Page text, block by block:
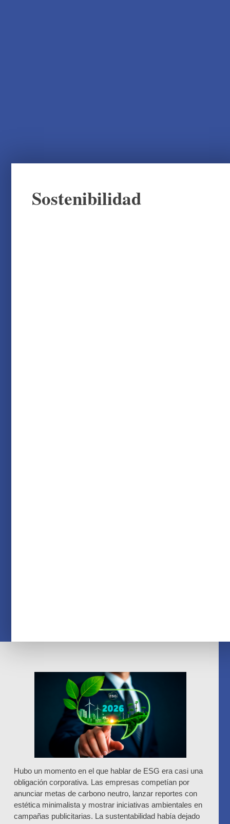
Sostenibilidad
Hubo un momento en el que hablar de ESG era casi una
obligación corporativa. Las empresas competían por
anunciar metas de carbono neutro, lanzar reportes con
estética minimalista y mostrar iniciativas ambientales en
campañas publicitarias. La sustentabilidad había dejado